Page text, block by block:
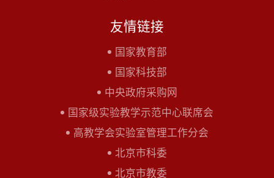
友情链接
国家教育部
国家科技部
中央政府采购网
国家级实验教学示范中心联席会
高教学会实验室管理工作分会
北京市科委
北京市教委